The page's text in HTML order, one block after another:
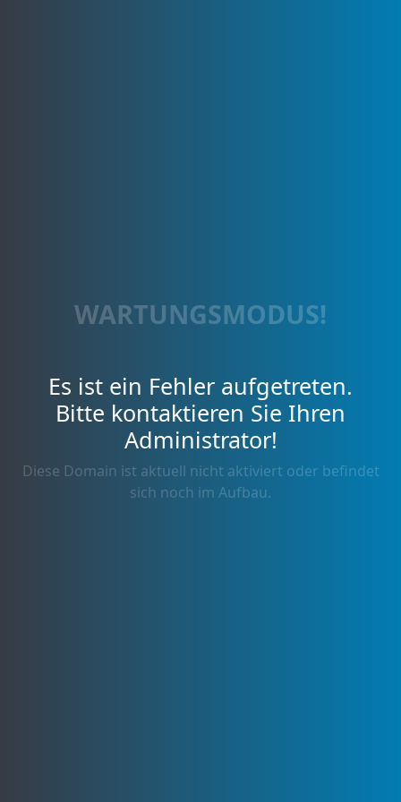
WARTUNGSMODUS!
Es ist ein Fehler aufgetreten.
Bitte kontaktieren Sie Ihren
Administrator!
Diese Domain ist aktuell nicht aktiviert oder befindet
sich noch im Aufbau.